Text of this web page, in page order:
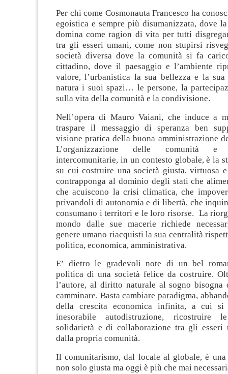
Per chi come Cosmonauta Francesco ha
egoistica e sempre più disumanizzata, dove
domina come ragion di vita per tutti
tra gli esseri umani, come non stupirsi
società diversa dove la comunità si fa
cittadino, dove il paesaggio e l’ambiente
valore, l’urbanistica la sua bellezza e la
natura i suoi spazi… le persone, la
sulla vita della comunità e la condivisione.
Nell’opera di Mauro Vaiani, che induce a
traspare il messaggio di speranza ben
visione pratica della buona amministrazione
L’organizzazione delle comunità
intercomunitarie, in un contesto globale, è la
su cui costruire una società giusta, virtuosa
contrapponga al dominio degli stati che
che acuiscono la crisi climatica, che
privandoli di autonomia e di libertà, che
consumano i territori e le loro risorse. La
mondo dalle sue macerie richiede
genere umano riacquisti la sua centralità
politica, economica, amministrativa.
E’ dietro le gradevoli note di un bel
politica di una società felice da costruire.
l’autore, al diritto naturale al sogno bisogna
camminare. Basta cambiare paradigma,
della crescita economica infinita, a cui
inesorabile autodistruzione, ricostruire
solidarietà e di collaborazione tra gli esseri
dalla propria comunità.
Il comunitarismo, dal locale al globale, è
non solo giusta ma oggi è più che mai